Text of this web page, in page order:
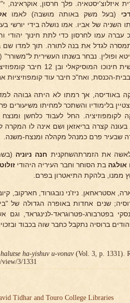
(בעל משק באותה מושבה) לאמו
השניה של אביו. אמו נושלה בידי יורשי
עמו לחרסון כדי לתת חינוך יהודי
לגדל את בנה לתורה. תוך למדו שם
ופולין. נבחר בשנתו העשירית
שם קיבל את ראשית
הכנסת, ואח"כ חיבר עוד קומפוזיציות
באודיסה, אך רמתו לא היתה גבוהה
החל לעבוד כלחשן
קצרה בריאזאן ושם אינה לו
שבעיר פרם כמנהל מקהלה ומנצח-משנה.
את הזמרתהשחקנית חנה ניוניה
אולגה בת הסוחר וחבר העיריה היהודי
ממנו, בלהקת התיאטרון בפרם.
אסטראחאן. ניז'ני נובגורוד, חארקוב,
בפטרבורג-פטרוגראד-לנינגראד, וגם
ברוסיה נתקבל כחבר שוה בכבוד
ha-yishuv u-vonav(Vol. 3, p. 1331).
3/1331
Tidhar and Touro College Libraries